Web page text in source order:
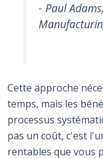
- Paul
Cette approche
temps, mais les
processus
pas un coût, c'est
rentables que vous